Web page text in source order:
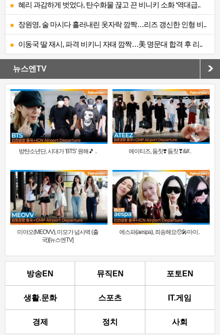
혜리 과감하게 벗었다, 탄수화물 끊고 끈 비니키 소화 ‘역대급..
장원영, 술 마시다 흘러내린 옷자락 깜짝…리즈 갱신한 인형 비..
이동국 딸 재시, 파격 비키니 자태 깜짝…美 명문대 합격 후 리..
뉴스엔TV
방탄소년단, 시대가 ‘BTS’ 원해🎵 .. 에이티즈, 둠칫❣️ 둠칫❣&#..
미야오(MEOVV), 미모가 넘사벽 (출
국)[뉴스엔TV]
에스파(aespa), 죄송해요🥺🎤마이..
방송EN 뮤직EN 포토EN
생활.문화 스포츠 IT.게임
경제 정치 사회